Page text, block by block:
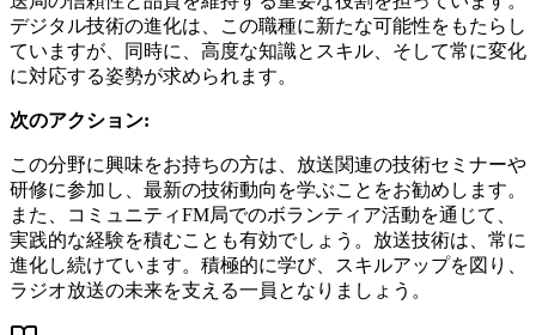
デジタル技術の進化は、この職種に新たな可能性をもたらし
ていますが、同時に、高度な知識とスキル、そして常に変化
に対応する姿勢が求められます。
次のアクション:
この分野に興味をお持ちの方は、放送関連の技術セミナーや
研修に参加し、最新の技術動向を学ぶことをお勧めします。
また、コミュニティFM局でのボランティア活動を通じて、
実践的な経験を積むことも有効でしょう。放送技術は、常に
進化し続けています。積極的に学び、スキルアップを図り、
ラジオ放送の未来を支える一員となりましょう。